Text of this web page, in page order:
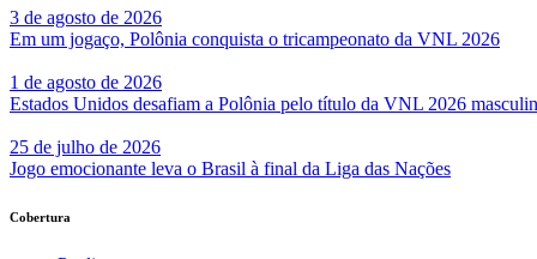
3 de agosto de 2026
Em um jogaço, Polônia conquista o tricampeonato da VNL 2026
1 de agosto de 2026
Estados Unidos desafiam a Polônia pelo título da VNL 2026
25 de julho de 2026
Jogo emocionante leva o Brasil à final da Liga das Nações
Cobertura